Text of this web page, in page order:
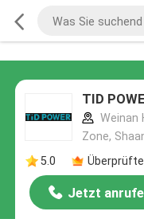
TID
Weinan
Zone,
5.0
Jetzt